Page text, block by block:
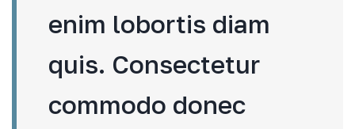
enim lobortis diam
quis. Consectetur
commodo donec